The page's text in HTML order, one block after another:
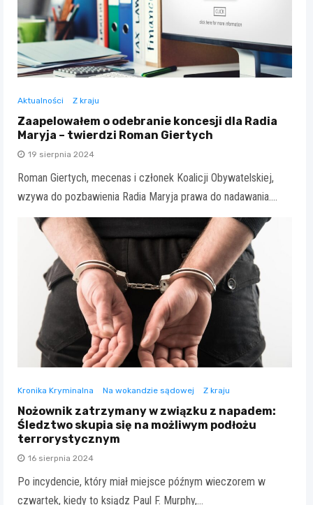
Aktualności Z kraju
Zaapelowałem o odebranie koncesji dla Radia
Maryja – twierdzi Roman Giertych
19 sierpnia 2024
Roman Giertych, mecenas i członek Koalicji Obywatelskiej,
wzywa do pozbawienia Radia Maryja prawa do nadawania.…
Kronika Kryminalna Na wokandzie sądowej Z kraju
Nożownik zatrzymany w związku z napadem:
Śledztwo skupia się na możliwym podłożu
terrorystycznym
16 sierpnia 2024
Po incydencie, który miał miejsce późnym wieczorem w
czwartek, kiedy to ksiądz Paul F. Murphy,…